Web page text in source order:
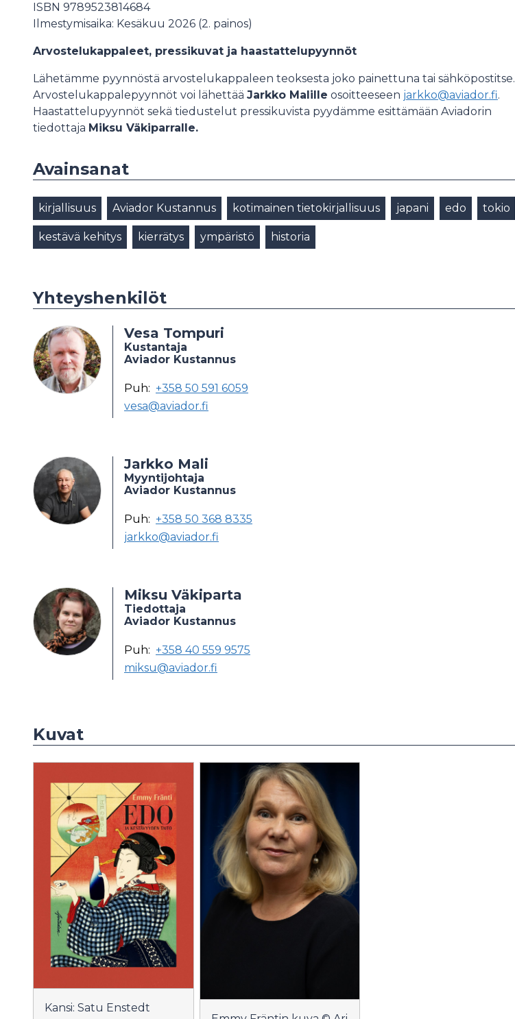
ISBN 9789523814684
Ilmestymisaika: Kesäkuu 2026 (2. painos)
Arvostelukappaleet, pressikuvat ja haastattelupyynnöt
Lähetämme pyynnöstä arvostelukappaleen teoksesta joko painettuna tai sähköpostitse.
Arvostelukappalepyynnöt voi lähettää Jarkko Malille osoitteeseen jarkko@aviador.fi.
Haastattelupyynnöt sekä tiedustelut pressikuvista pyydämme esittämään Aviadorin
tiedottaja Miksu Väkiparralle.
Avainsanat
kirjallisuus Aviador Kustannus kotimainen tietokirjallisuus japani edo tokio
kestävä kehitys kierrätys ympäristö historia
Yhteyshenkilöt
Vesa Tompuri
Kustantaja
Aviador Kustannus
Puh: +358 50 591 6059
vesa@aviador.fi
Jarkko Mali
Myyntijohtaja
Aviador Kustannus
Puh: +358 50 368 8335
jarkko@aviador.fi
Miksu Väkiparta
Tiedottaja
Aviador Kustannus
Puh: +358 40 559 9575
miksu@aviador.fi
Kuvat
Kansi: Satu Enstedt